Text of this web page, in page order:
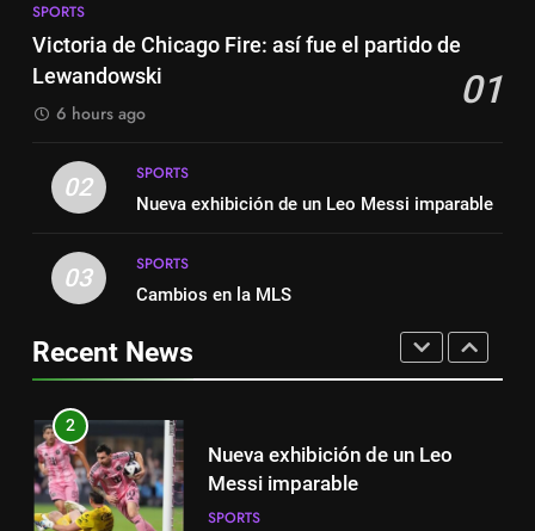
espanhola
el partido de Lewandowski
2
Nueva exhibición de un Leo
3
Cambios en la MLS
SPORTS
Victoria de Chicago Fire: así fue el partido de
Lewandowski
01
6 hours ago
02
SPORTS
Nueva exhibición de un Leo Messi imparable
03
SPORTS
Cambios en la MLS
Recent News
Suárez
SPORTS
8
SPORTS
1
Victoria de Chicago Fire: así fue
el partido de Lewandowski
2
Nueva exhibición de un Leo
Messi imparable
SPORTS